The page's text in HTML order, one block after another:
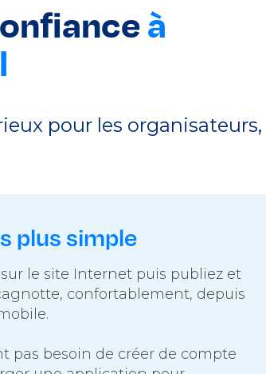
à
pour les
plus simple
le site Internet puis publiez et
confortablement, depuis
pas besoin de créer de compte